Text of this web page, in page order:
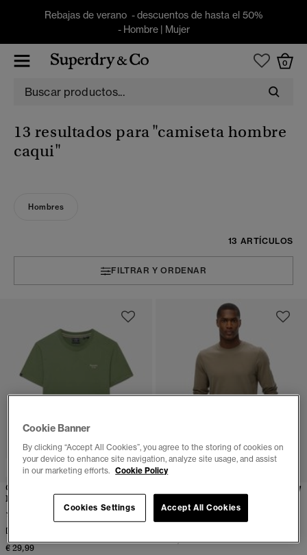
Rebajas de verano - descuentos de hasta el 50%
- Hombre| Mujer
0
13 resultados para"camiseta hombre
caqui"
Hombres
13 ARTÍCULOS
FILTRAR Y ORDENAR
3 POR 65 €
Camiseta Essential Serif
Logo Corte Ajustado
Disponible en más colores
€ 29,99
(2)
Disponible en más colores
€ 34,99
Cookie Banner
By clicking “Accept All Cookies”, you agree to the storing of cookies on
your device to enhance site navigation, analyze site usage, and assist
in our marketing efforts. Cookie Policy
Accept All Cookies
Cookies Settings